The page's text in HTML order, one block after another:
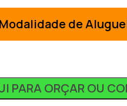
de
PARA ORÇAR OU